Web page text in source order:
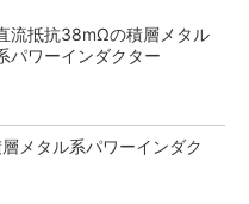
流抵抗38mΩの積層メタル
パワーインダクター
メタル系パワーインダク